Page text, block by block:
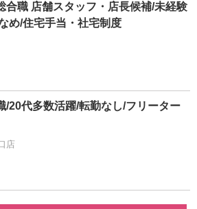
合職 店舗スタッフ・店長候補/未経験
め/住宅手当・社宅制度
/20代多数活躍/転勤なし/フリーター
店